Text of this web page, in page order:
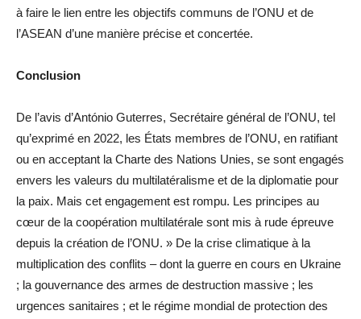
à faire le lien entre les objectifs communs de l’ONU et de
l’ASEAN d’une manière précise et concertée.
Conclusion
De l’avis d’António Guterres, Secrétaire général de l’ONU, tel
qu’exprimé en 2022, les États membres de l’ONU, en ratifiant
ou en acceptant la Charte des Nations Unies, se sont engagés
envers les valeurs du multilatéralisme et de la diplomatie pour
la paix. Mais cet engagement est rompu. Les principes au
cœur de la coopération multilatérale sont mis à rude épreuve
depuis la création de l’ONU. » De la crise climatique à la
multiplication des conflits – dont la guerre en cours en Ukraine
; la gouvernance des armes de destruction massive ; les
urgences sanitaires ; et le régime mondial de protection des